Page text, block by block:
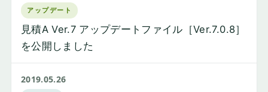
アップデート
見積A Ver.7 アップデートファイル［Ver.7.0.8］
を公開しました
2019.05.26